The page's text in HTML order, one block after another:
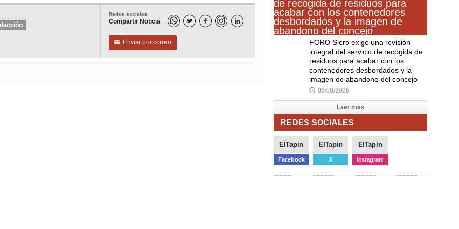
Redes sociales
Compartir Noticia   
✉ Enviar por correo
FORO Siero exige una revisión
integral del servicio de recogida de
residuos para acabar con los
contenedores desbordados y la
imagen de abandono del concejo
🕔 06/08/2026
Leer mas
REDES SOCIALES
ElTapin
Facebook
ElTapin
X
ElTapin
Instagram